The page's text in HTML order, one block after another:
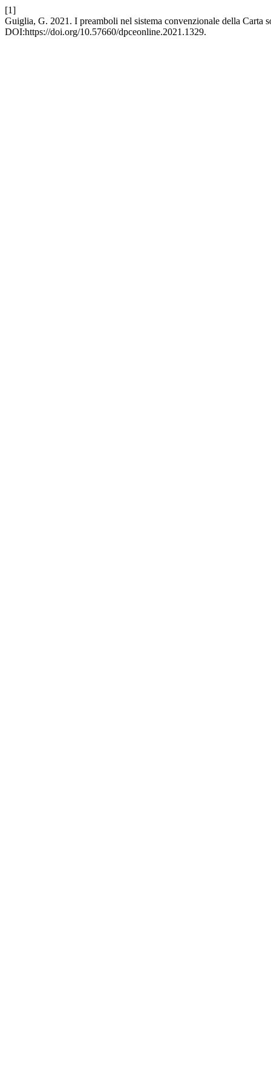
[1]
Guiglia, G. 2021. I preamboli nel sistema convenzionale della Carta
DOI:https://doi.org/10.57660/dpceonline.2021.1329.